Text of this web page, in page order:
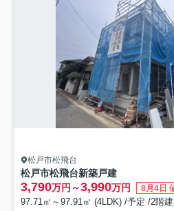
松戸市松飛台
松戸市松飛台新築戸建
3,790万円～3,990万円 8月4日
97.71㎡～97.91㎡ (4LDK) /予定 /2階建